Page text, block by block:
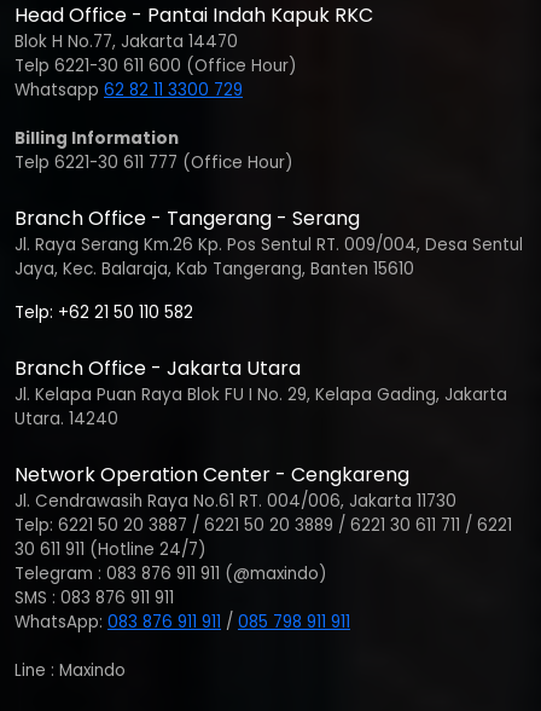
Head Office - Pantai Indah Kapuk RKC
Blok H No.77, Jakarta 14470
Telp 6221-30 611 600 (Office Hour)
Whatsapp 62 82 11 3300 729
Billing Information
Telp 6221-30 611 777 (Office Hour)
Branch Office - Tangerang - Serang
Jl. Raya Serang Km.26 Kp. Pos Sentul RT. 009/004, Desa Sentul
Jaya, Kec. Balaraja, Kab Tangerang, Banten 15610
Telp: +62 21 50 110 582
Branch Office - Jakarta Utara
Jl. Kelapa Puan Raya Blok FU I No. 29, Kelapa Gading, Jakarta
Utara. 14240
Network Operation Center - Cengkareng
Jl. Cendrawasih Raya No.61 RT. 004/006, Jakarta 11730
Telp: 6221 50 20 3887 / 6221 50 20 3889 / 6221 30 611 711 / 6221
30 611 911 (Hotline 24/7)
Telegram : 083 876 911 911 (@maxindo)
SMS : 083 876 911 911
WhatsApp: 083 876 911 911 / 085 798 911 911
Line : Maxindo